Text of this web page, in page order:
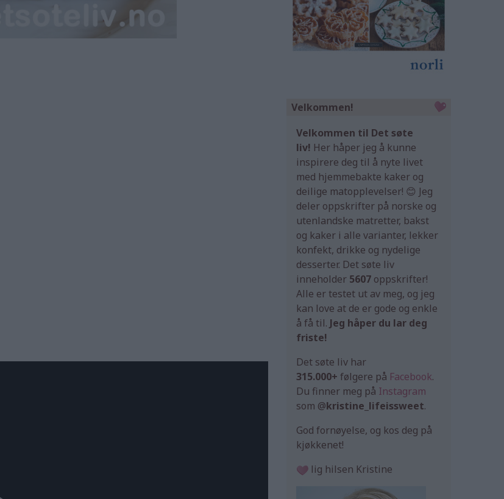
Velkommen!
Velkommen til Det søte
liv! Her håper jeg å kunne
inspirere deg til å nyte livet
med hjemmebakte kaker og
deilige matopplevelser! 😊 Jeg
deler oppskrifter på norske og
utenlandske matretter, bakst
og kaker i alle varianter, lekker
konfekt, drikke og nydelige
desserter. Det søte liv
inneholder 5607 oppskrifter!
Alle er testet ut av meg, og jeg
kan love at de er gode og enkle
å få til. Jeg håper du lar deg
friste!
Det søte liv har
315.000+ følgere på Facebook.
Du finner meg på Instagram
som @kristine_lifeissweet.
God fornøyelse, og kos deg på
kjøkkenet!
lig hilsen Kristine